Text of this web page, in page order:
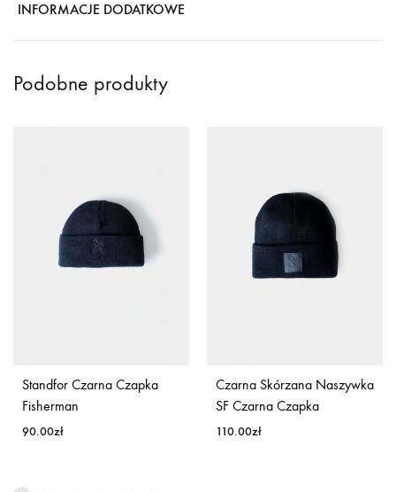
INFORMACJE DODATKOWE
Podobne produkty
Standfor Czarna Czapka
Fisherman
90.00zł
Czarna Skórzana Naszywka
SF Czarna Czapka
110.00zł